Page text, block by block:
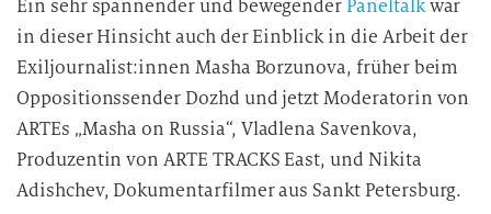
Ein sehr spannender und bewegenderPaneltalkwar
in dieser Hinsicht auch der Einblick in die Arbeit der
Exiljournalist:innen Masha Borzunova, früher beim
Oppositionssender Dozhd und jetzt Moderatorin von
ARTEs „Masha on Russia“, Vladlena Savenkova,
Produzentin von ARTE TRACKS East, und Nikita
Adishchev, Dokumentarfilmer aus Sankt Petersburg.